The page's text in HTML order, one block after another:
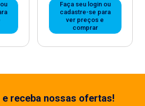
Faça seu login ou
cadastre-se para
ver preços e
comprar
receba nossas ofertas!